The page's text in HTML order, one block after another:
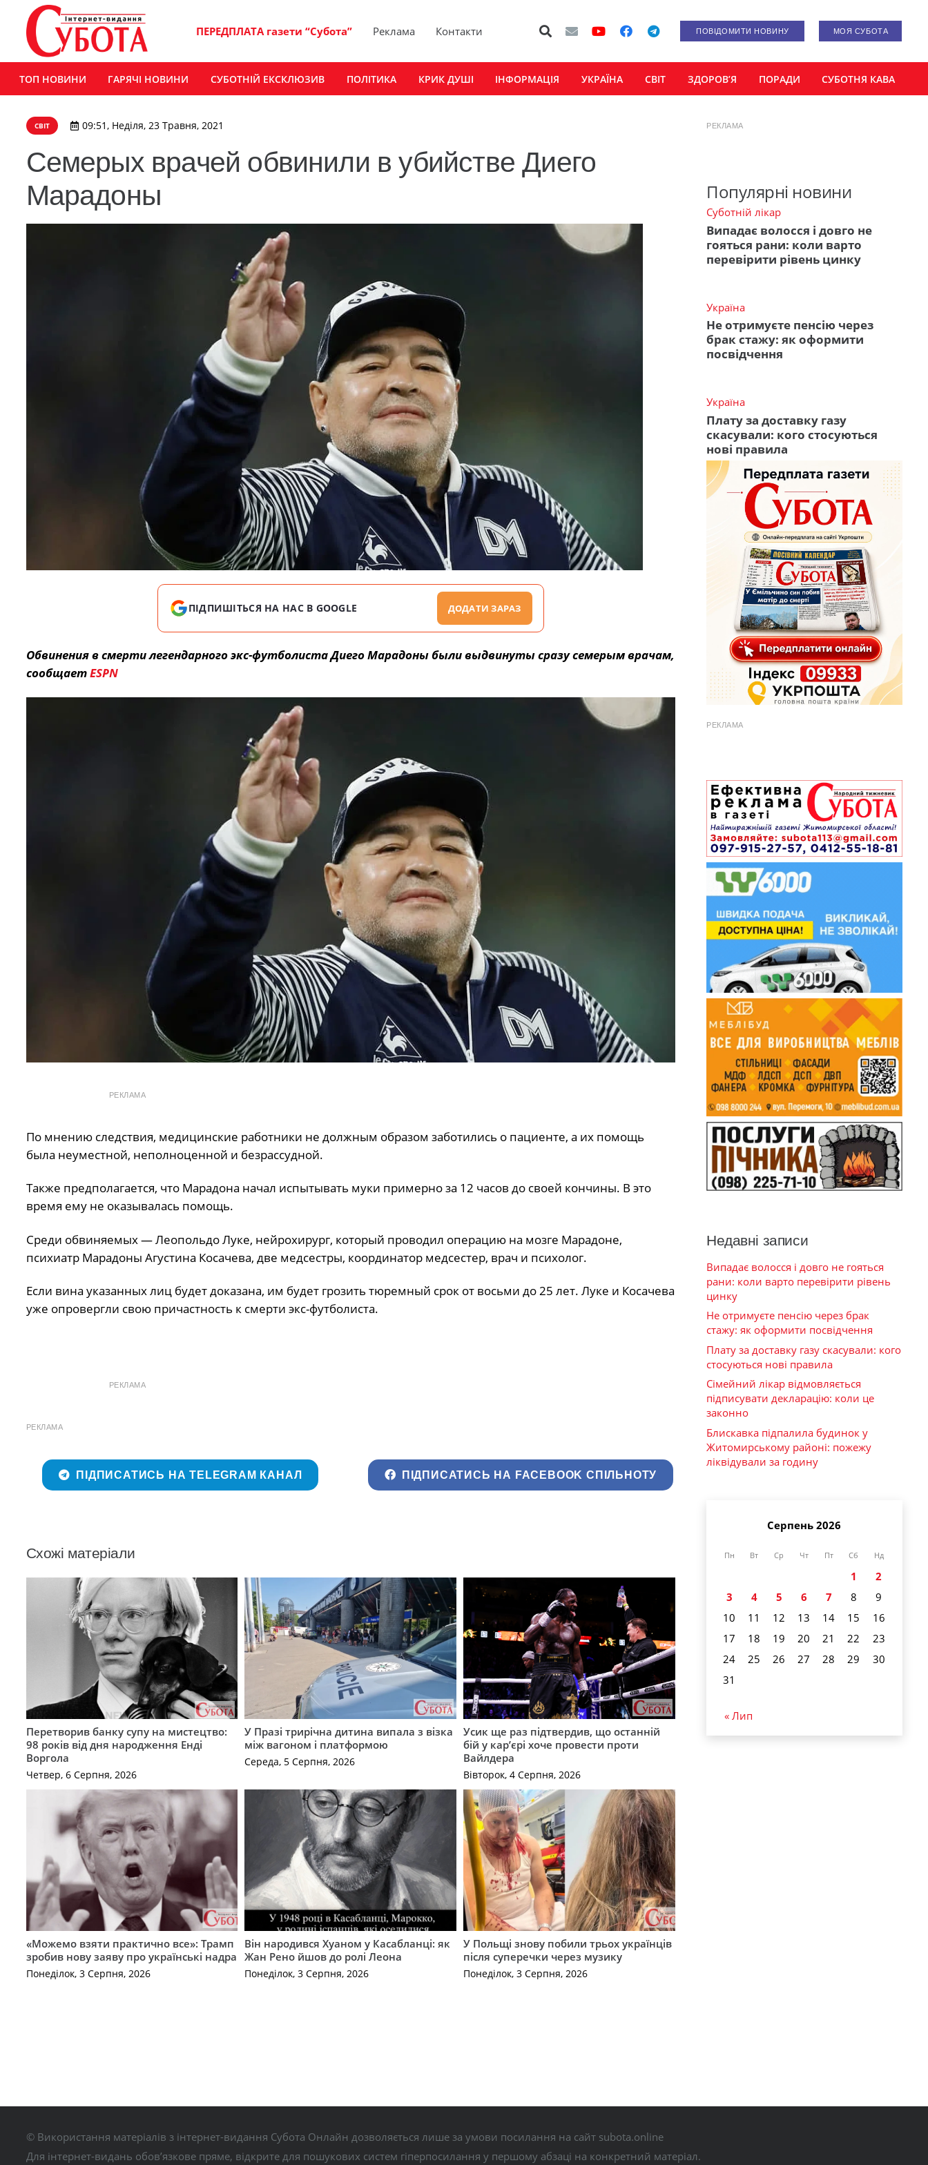
ПЕРЕДПЛАТА газети “Субота” Реклама Контакти ПОВІДОМИТИ НОВИНУ МОЯ СУБОТА
ТОП НОВИНИ ГАРЯЧІ НОВИНИ СУБОТНІЙ ЕКСКЛЮЗИВ ПОЛІТИКА КРИК ДУШІ ІНФОРМАЦІЯ УКРАЇНА СВІТ ЗДОРОВ’Я ПОРАДИ СУБОТНЯ КАВА
СВІТ 09:51, Неділя, 23 Травня, 2021
Семерых врачей обвинили в убийстве Диего
Марадоны
ПІДПИШІТЬСЯ НА НАС В GOOGLE ДОДАТИ ЗАРАЗ
Обвинения в смерти легендарного экс-футболиста Диего Марадоны были выдвинуты сразу семерым врачам,
сообщаетESPN
РЕКЛАМА
По мнению следствия, медицинские работники не должным образом заботились о пациенте, а их помощь
была неуместной, неполноценной и безрассудной.
Также предполагается, что Марадона начал испытывать муки примерно за 12 часов до своей кончины. В это
время ему не оказывалась помощь.
Среди обвиняемых — Леопольдо Луке, нейрохирург, который проводил операцию на мозге Марадоне,
психиатр Марадоны Агустина Косачева, две медсестры, координатор медсестер, врач и психолог.
Если вина указанных лиц будет доказана, им будет грозить тюремный срок от восьми до 25 лет. Луке и Косачева
уже опровергли свою причастность к смерти экс-футболиста.
РЕКЛАМА
РЕКЛАМА
ПІДПИСАТИСЬ НА TELEGRAM КАНАЛ ПІДПИСАТИСЬ НА FACEBOOK СПІЛЬНОТУ
Схожі матеріали
Перетворив банку супу на мистецтво:
98 років від дня народження Енді
Воргола
Четвер, 6 Серпня, 2026
У Празі трирічна дитина випала з візка
між вагоном і платформою
Середа, 5 Серпня, 2026
Усик ще раз підтвердив, що останній
бій у кар’єрі хоче провести проти
Вайлдера
Вівторок, 4 Серпня, 2026
«Можемо взяти практично все»: Трамп
зробив нову заяву про українські надра
Понеділок, 3 Серпня, 2026
Він народився Хуаном у Касабланці: як
Жан Рено йшов до ролі Леона
Понеділок, 3 Серпня, 2026
У Польщі знову побили трьох українців
після суперечки через музику
Понеділок, 3 Серпня, 2026
РЕКЛАМА
Популярні новини
Суботній лікар
Випадає волосся і довго не
гояться рани: коли варто
перевірити рівень цинку
Україна
Не отримуєте пенсію через
брак стажу: як оформити
посвідчення
Україна
Плату за доставку газу
скасували: кого стосуються
нові правила
РЕКЛАМА
Недавні записи
Випадає волосся і довго не гояться
рани: коли варто перевірити рівень
цинку
Не отримуєте пенсію через брак
стажу: як оформити посвідчення
Плату за доставку газу скасували: кого
стосуються нові правила
Сімейний лікар відмовляється
підписувати декларацію: коли це
законно
Блискавка підпалила будинок у
Житомирському районі: пожежу
ліквідували за годину
Серпень 2026
Пн Вт Ср Чт Пт Сб Нд
1
2
3
4 5 6 7 8
9
10
11 12 13 14 15
16
17
18 19 20 21 22
23
24
25 26 27 28 29
30
31
« Лип
© Використання матеріалів з інтернет-видання Субота Онлайн дозволяється лише за умови посилання на сайт subota.online
Для інтернет-видань обов’язкове пряме, відкрите для пошукових систем гіперпосилання у першому абзаці на конкретний матеріал.